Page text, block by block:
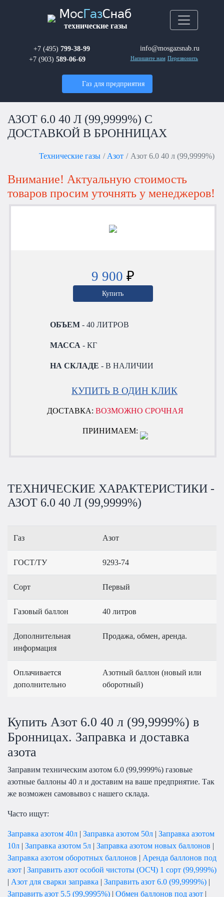
Мос ГазСнаб
технические газы
+7 (495) 799-38-99
+7 (903) 589-06-69
info@mosgazsnab.ru
Напишите нам Перезвонить
Газ для предприятия
АЗОТ 6.0 40 Л (99,9999%) С
ДОСТАВКОЙ В БРОННИЦАХ
Технические газы Азот Азот 6.0 40 л (99,9999%)
Внимание! Актуальную стоимость
товаров просим уточнять у менеджеров!
9 900 ₽
Купить
ОБЪЕМ - 40 ЛИТРОВ
МАССА - КГ
НА СКЛАДЕ - В НАЛИЧИИ
КУПИТЬ В ОДИН КЛИК
ДОСТАВКА:ВОЗМОЖНО СРОЧНАЯ
ПРИНИМАЕМ:
ТЕХНИЧЕСКИЕ ХАРАКТЕРИСТИКИ -
АЗОТ 6.0 40 Л (99,9999%)
Газ Азот
ГОСТ/ТУ 9293-74
Сорт Первый
Газовый баллон 40 литров
Дополнительная
информация
Продажа, обмен, аренда.
Оплачивается
дополнительно
Азотный баллон (новый или
оборотный)
Купить Азот 6.0 40 л (99,9999%) в
Бронницах. Заправка и доставка
азота
Заправим техническим азотом 6.0 (99,9999%) газовые
азотные баллоны 40 л и доставим на ваше предприятие. Так
же возможен самовывоз с нашего склада.
Часто ищут:
Заправка азотом 40л | Заправка азотом 50л | Заправка азотом
10л | Заправка азотом 5л | Заправка азотом новых баллонов |
Заправка азотом оборотных баллонов | Аренда баллонов под
азот | Заправить азот особой чистоты (ОСЧ) 1 сорт (99,999%)
| Азот для сварки заправка | Заправить азот 6.0 (99,9999%) |
Заправить азот 5.5 (99,9995%) | Обмен баллонов под азот |